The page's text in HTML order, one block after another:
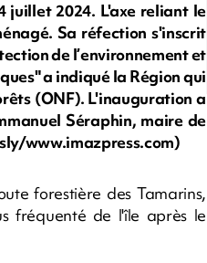
juillet 2024. L'axe reliant le
Sa réfection s'inscrit
de l’environnement et
a indiqué la Région qui
(ONF). L'inauguration a
Séraphin, maire de
www.imazpress.com)
forestière des Tamarins,
fréquenté de l'île après le